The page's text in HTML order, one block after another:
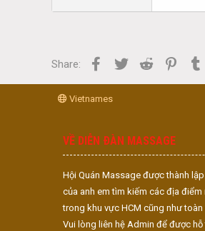
2.2 MB ·
Share: Facebook
Twitter Reddit
Vietnames
VỀ DIỄN ĐÀN MASSAGE
Hội Quán Massage được thành
của anh em tìm kiếm các địa điểm
trong khu vực HCM cũng như toàn
Vui lòng liên hệ Admin để được hỗ